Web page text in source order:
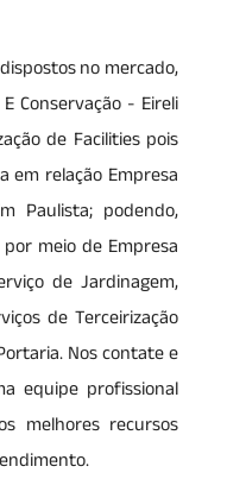
no mercado,
Conservação - Eireli
de Facilities pois
em relação Empresa
Paulista; podendo,
meio de Empresa
de Jardinagem,
de Terceirização
Nos contate e
equipe profissional
melhores recursos